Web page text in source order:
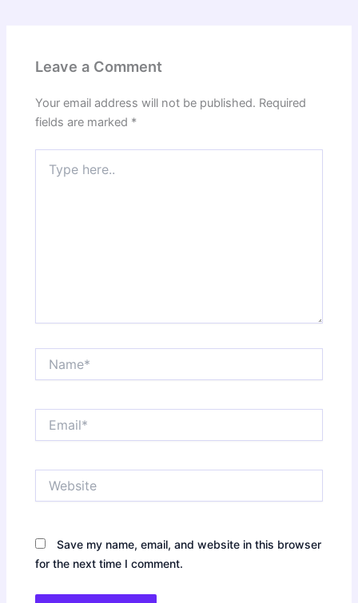
Leave a Comment
Your email address will not be published. Required
fields are marked *
here..
Save my name, email, and website in this browser
for the next time I comment.